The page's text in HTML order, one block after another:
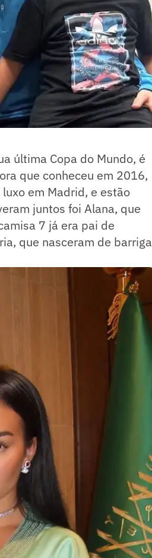
última Copa do Mundo, é
que conheceu em 2016,
em Madrid, e estão
juntos foi Alana, que
7 já era pai de
que nasceram de barriga